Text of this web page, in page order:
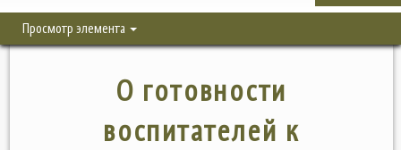
Просмотр элемента
О готовности
воспитателей к